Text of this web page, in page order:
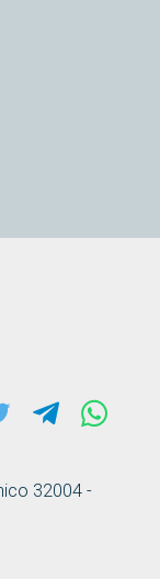
32004 -
Twitter Telegram